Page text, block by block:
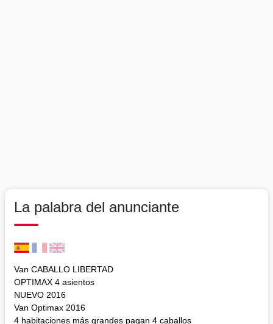
La palabra del anunciante
Van CABALLO LIBERTAD
OPTIMAX 4 asientos
NUEVO 2016
Van Optimax 2016
4 habitaciones más grandes pagan 4 caballos